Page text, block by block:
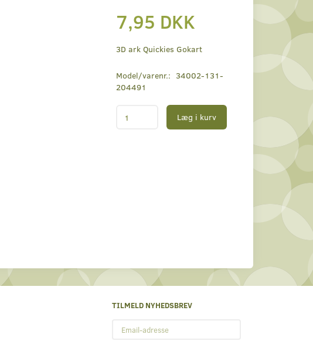
7,95 DKK
3D ark Quickies Gokart
Model/varenr.: 34002-131-
204491
Læg i kurv
TILMELD NYHEDSBREV
adresse